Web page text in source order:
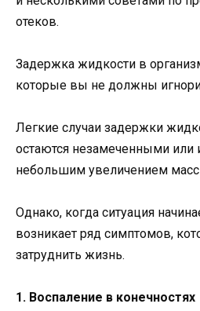
отеков.
Задержка жидкости в
которые вы не должны
Легкие случаи задержки
остаются незамеченными или
небольшим увеличением
Однако, когда ситуация
возникает ряд симптомов,
затруднить жизнь.
1. Воспаление в конечностях